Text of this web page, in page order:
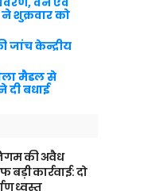
ने शुक्रवार को
जांच केन्द्रीय
मैडल से
दी बधाई
की अवैध
कार्रवाई: दो
ध्वस्त